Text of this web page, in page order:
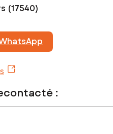
- EI - Agent
(17540)
: